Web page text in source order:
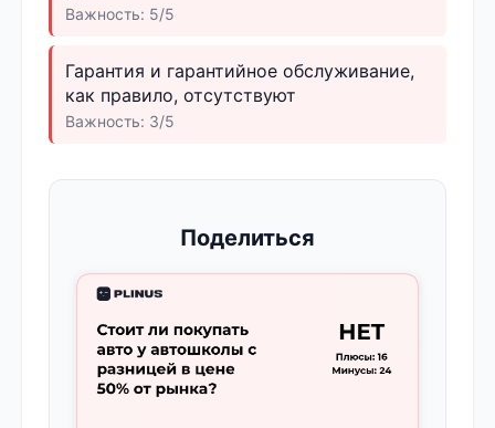
Важность: 5/5
Гарантия и гарантийное обслуживание,
как правило, отсутствуют
Важность: 3/5
Поделиться